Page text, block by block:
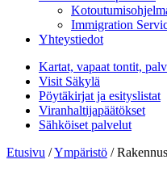
Immigration
Yhteystiedot
Kartat, vapaat tontit,
Visit Säkylä
Pöytäkirjat ja esityslistat
Viranhaltijapäätökset
Sähköiset palvelut
Etusivu /Ympäristö /